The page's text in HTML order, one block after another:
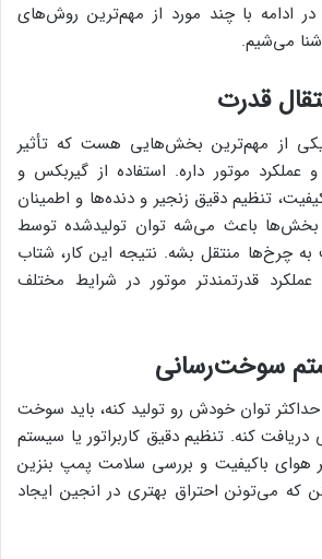
ادامه با چند مورد از مهم‌ترین روش‌های
می‌شیم.
قدرت
از مهم‌ترین بخش‌هایی هست که تأثیر
موتور داره. استفاده از گیربکس و
تنظیم دقیق زنجیر و دنده‌ها و اطمینان
بخش‌ها باعث می‌شه توان تولیدشده توسط
به چرخ‌ها منتقل بشه. نتیجه این کار، شتاب
قدرتمندتر موتور در شرایط مختلف
سوخت‌رسانی
حداکثر توان خودش رو تولید کنه، باید سوخت
کنه. تنظیم دقیق کاربراتور یا سیستم
هوای باکیفیت و بررسی سلامت پمپ بنزین
که می‌تونن احتراق بهتری در انجین ایجاد